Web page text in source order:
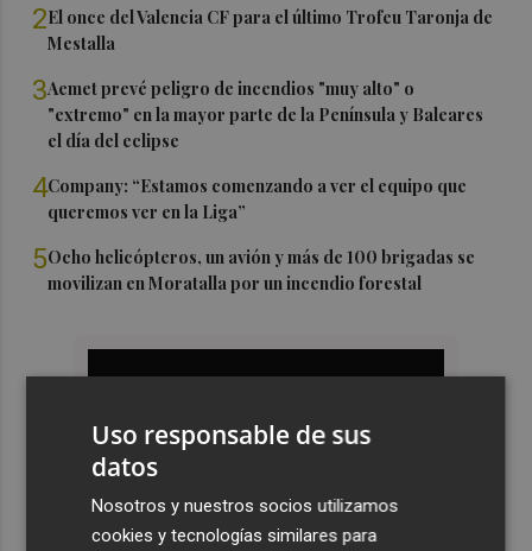
2El once del Valencia CF para el último Trofeu Taronja de
Mestalla
3Aemet prevé peligro de incendios "muy alto" o
"extremo" en la mayor parte de la Península y Baleares
el día del eclipse
4Company: “Estamos comenzando a ver el equipo que
queremos ver en la Liga”
5Ocho helicópteros, un avión y más de 100 brigadas se
movilizan en Moratalla por un incendio forestal
Uso responsable de sus
datos
Nosotros y nuestros socios utilizamos
cookies y tecnologías similares para